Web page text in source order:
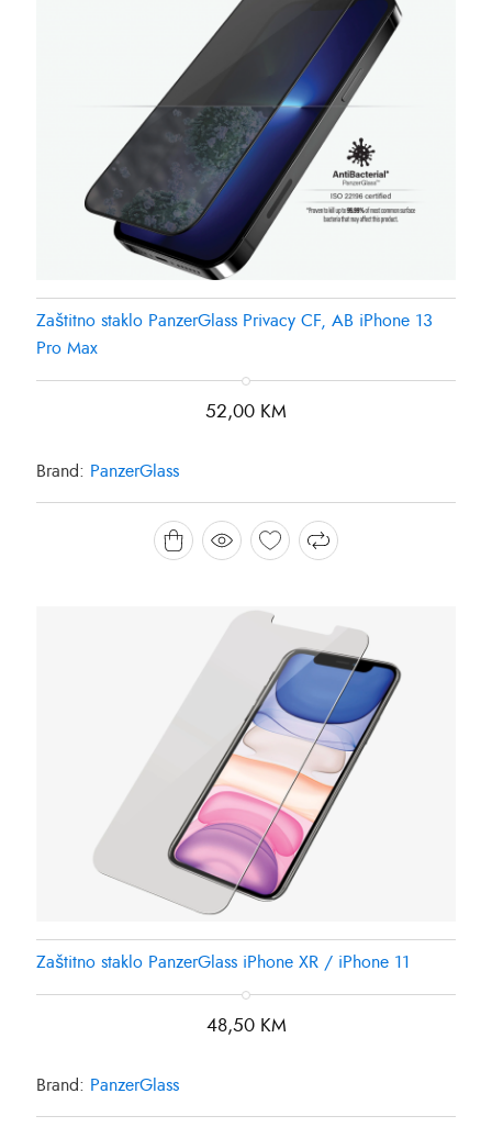
Zaštitno staklo PanzerGlass Privacy CF, AB iPhone 13
Pro Max
52,00 KM
Brand: PanzerGlass
Zaštitno staklo PanzerGlass iPhone XR / iPhone 11
48,50 KM
Brand: PanzerGlass